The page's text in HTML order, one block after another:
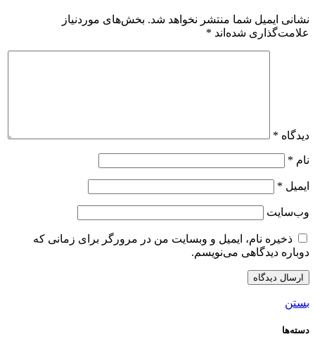
نشانی ایمیل شما منتشر نخواهد شد. بخش‌های موردنیاز
علامت‌گذاری شده‌اند *
دیدگاه *
نام *
ایمیل *
وب‌سایت
ذخیره نام، ایمیل و وبسایت من در مرورگر برای زمانی که
دوباره دیدگاهی می‌نویسم.
بستن
دسته‌ها